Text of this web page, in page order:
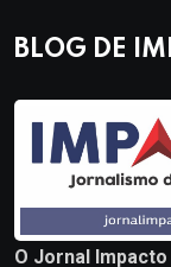
BLOG DE
O Jornal